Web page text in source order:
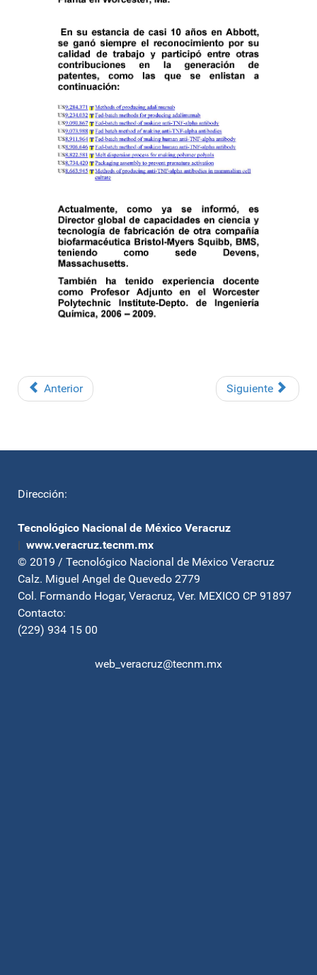
Anterior Siguiente
Dirección:
Tecnológico Nacional de México Veracruz
| www.veracruz.tecnm.mx
© 2019 / Tecnológico Nacional de México Veracruz
Calz. Miguel Angel de Quevedo 2779
Col. Formando Hogar, Veracruz, Ver. MEXICO CP 91897
Contacto:
(229) 934 15 00
web_veracruz@tecnm.mx